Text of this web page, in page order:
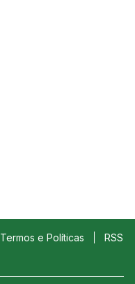
Termos e Políticas RSS